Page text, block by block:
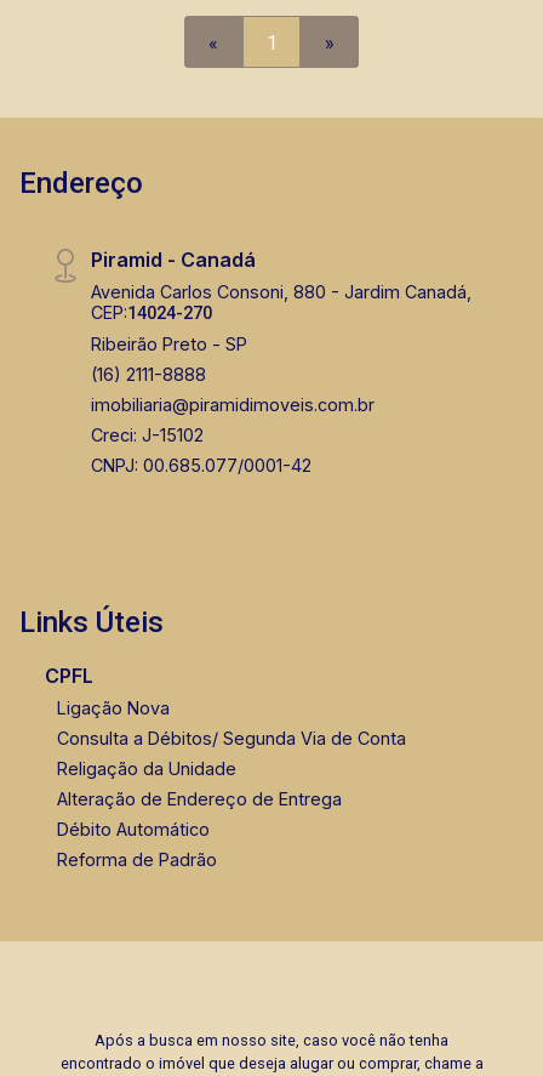
« 1 »
Endereço
Piramid - Canadá
Avenida Carlos Consoni, 880 - Jardim Canadá,
CEP:14024-270
Ribeirão Preto - SP
(16) 2111-8888
imobiliaria@piramidimoveis.com.br
Creci: J-15102
CNPJ: 00.685.077/0001-42
Links Úteis
CPFL
Ligação Nova
Consulta a Débitos/ Segunda Via de Conta
Religação da Unidade
Alteração de Endereço de Entrega
Débito Automático
Reforma de Padrão
Após a busca em nosso site, caso você não tenha
encontrado o imóvel que deseja alugar ou comprar, chame a